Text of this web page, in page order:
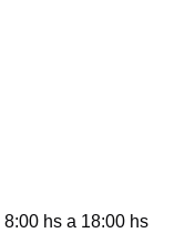
hs a 18:00 hs